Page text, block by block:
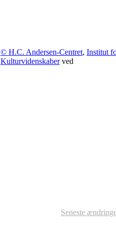
© H.C. Andersen-Centret, Institut
Kulturvidenskaberved
Seneste